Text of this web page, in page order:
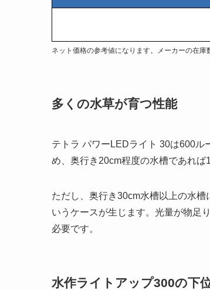
ネット価格の参考値になります。メーカーの在庫
多くの水草が育つ性能
テトラ パワーLEDライト 30は600
め、奥行き20cm程度の水槽であれば
ただし、奥行き30cm水槽以上の水
いうケースが生じます。光量が物足
必要です。
水作ライトアップ300の下